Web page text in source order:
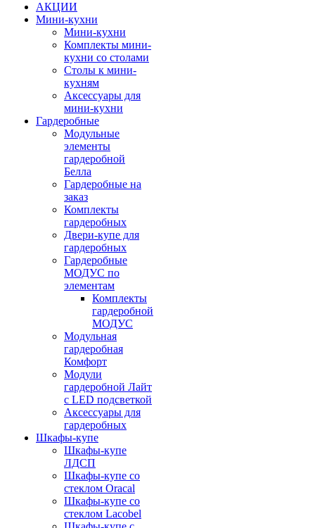
АКЦИИ
Мини-кухни
Мини-кухни
Комплекты мини-
кухни со столами
Столы к мини-
кухням
Аксессуары для
мини-кухни
Гардеробные
Модульные
элементы
гардеробной
Белла
Гардеробные на
заказ
Комплекты
гардеробных
Двери-купе для
гардеробных
Гардеробные
МОДУС по
элементам
Комплекты
гардеробной
МОДУС
Модульная
гардеробная
Комфорт
Модули
гардеробной Лайт
с LED подсветкой
Аксессуары для
гардеробных
Шкафы-купе
Шкафы-купе
ЛДСП
Шкафы-купе со
стеклом Oracal
Шкафы-купе со
стеклом Lacobel